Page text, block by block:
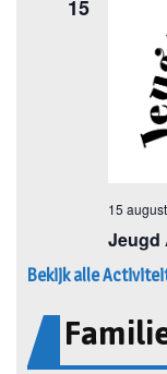
Bekijk alle